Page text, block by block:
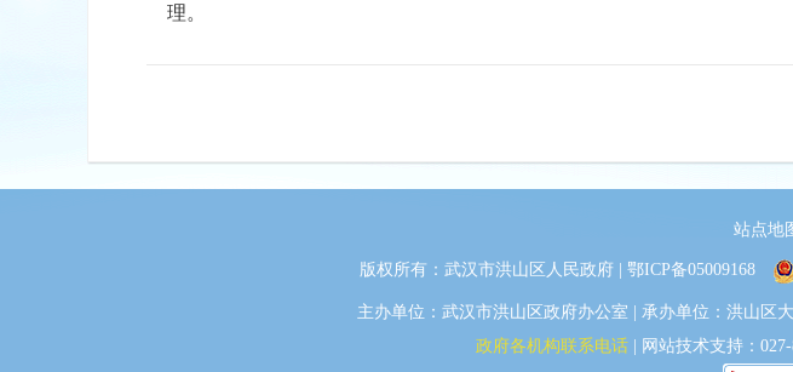
理。
站点地
版权所有：武汉市洪山区人民政府 | 鄂ICP备05009168
主办单位：武汉市洪山区政府办公室 | 承办单位：洪山区
政府各机构联系电话| 网站技术支持：027-